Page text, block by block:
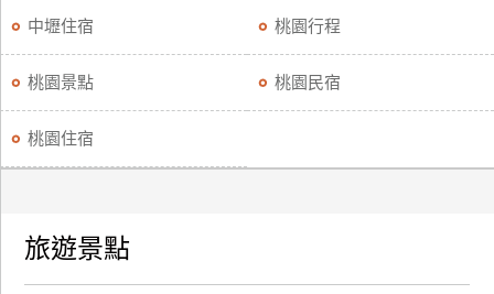
中壢住宿 桃園行程
桃園景點 桃園民宿
桃園住宿
旅遊景點